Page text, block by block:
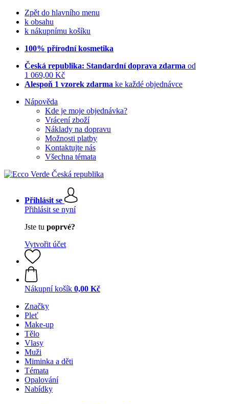
Zpět do hlavního menu
k obsahu
k nákupnímu košíku
100% přírodní kosmetika
Česká republika: Standardní doprava zdarma od
1 069,00 Kč
Alespoň 1 vzorek zdarma ke každé objednávce
Nápověda
Kde je moje objednávka?
Vrácení zboží
Náklady na dopravu
Možnosti platby
Kontaktujte nás
Všechna témata
Přihlásit se
Přihlásit se nyní
Jste tu poprvé?
Vytvořit účet
Nákupní košík 0,00 Kč
Značky
Pleť
Make-up
Tělo
Vlasy
Muži
Miminka a děti
Témata
Opalování
Nabídky